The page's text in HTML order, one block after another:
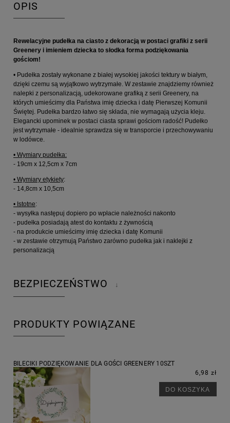
OPIS
Rewelacyjne pudełka na ciasto z dekoracją w postaci grafiki z serii
Greenery i imieniem dziecka to słodka forma podziękowania
gościom!
• Pudełka zostały wykonane z białej wysokiej jakości tektury w białym,
dzięki czemu są wyjątkowo wytrzymałe. W zestawie znajdziemy również
nalepki z personalizacją, udekorowane grafiką z serii Greenery, na
których umieścimy dla Państwa imię dziecka i datę Pierwszej Komunii
Świętej. Pudełka bardzo łatwo się składa, nie wymagają użycia kleju.
Elegancki upominek w postaci ciasta sprawi gościom radość! Pudełko
jest wytrzymałe - idealnie sprawdza się w transporcie i przechowywaniu
w lodówce.
• Wymiary pudełka:
- 19cm x 12,5cm x 7cm
• Wymiary etykiety:
- 14,8cm x 10,5cm
• Istotne:
- wysyłka następuj dopiero po wpłacie należności nakonto
- pudełka posiadają atest do kontaktu z żywnością
- na produkcie umieścimy imię dziecka i datę Komunii
- w zestawie otrzymują Państwo zarówno pudełka jak i naklejki z
personalizacją
BEZPIECZEŃSTWO ↓
PRODUKTY POWIĄZANE
BILECIKI PODZIĘKOWANIE DLA GOŚCI GREENERY 10SZT
6,98 zł
DO KOSZYKA